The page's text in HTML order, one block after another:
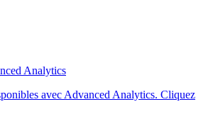
Analytics
avec Advanced Analytics. Cliquez